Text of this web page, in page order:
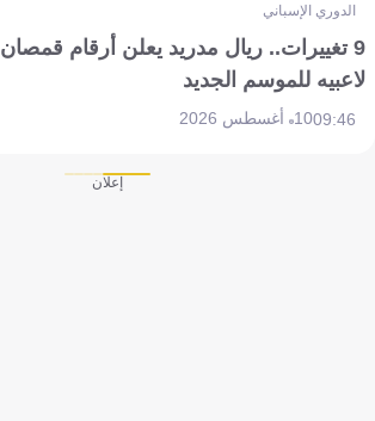
الدوري الإسباني
9 تغييرات.. ريال مدريد يعلن أرقام قمصان
لاعبيه للموسم الجديد
09:4610 أغسطس 2026
إعلان